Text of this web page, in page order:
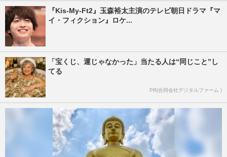
『Kis-My-Ft2』玉森裕太主演のテレビ朝日ドラマ『マ
イ・フィクション』ロケ...
「宝くじ、運じゃなかった」当たる人は“同じこと”し
てる
PR(合同会社デジタルファーム )